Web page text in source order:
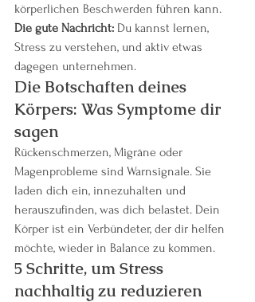
körperlichen Beschwerden führen kann.
Die gute Nachricht: Du kannst lernen,
Stress zu verstehen, und aktiv etwas
dagegen unternehmen.
Die Botschaften deines
Körpers: Was Symptome dir
sagen
Rückenschmerzen, Migräne oder
Magenprobleme sind Warnsignale. Sie
laden dich ein, innezuhalten und
herauszufinden, was dich belastet. Dein
Körper ist ein Verbündeter, der dir helfen
möchte, wieder in Balance zu kommen.
5 Schritte, um Stress
nachhaltig zu reduzieren